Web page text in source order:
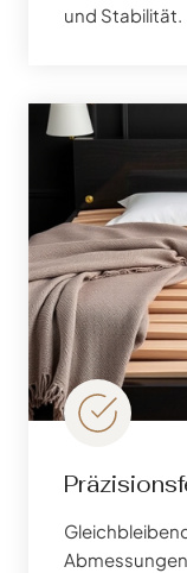
und Stabilität.